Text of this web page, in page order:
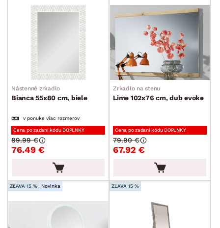
Nástenné zrkadlo
Bianca 55x80 cm, biele
v ponuke viac rozmerov
Cena po zadaní kódu DOPLNKY
76.49 €
89.99 €
Zrkadlo na stenu
Lime 102x76 cm, dub evoke
Cena po zadaní kódu DOPLNKY
67.92 €
79.90 €
ZĽAVA 15 % Novinka ZĽAVA 15 %